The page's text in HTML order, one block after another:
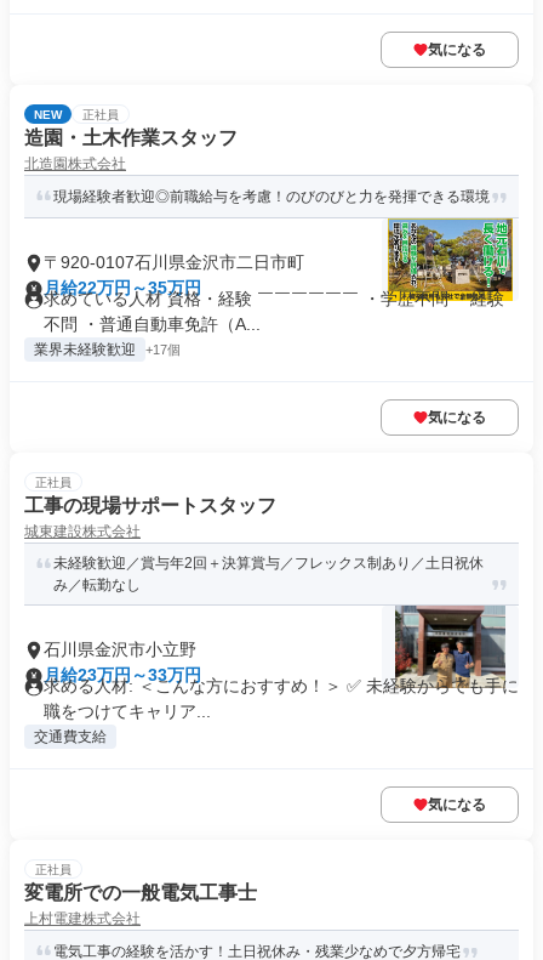
気になる
NEW 正社員
造園・土木作業スタッフ
北造園株式会社
現場経験者歓迎◎前職給与を考慮！のびのびと力を発揮できる環境
〒920-0107石川県金沢市二日市町
月給22万円～35万円
求めている人材 資格・経験 ￣￣￣￣￣￣ ・学歴不問 ・経験
不問 ・普通自動車免許（A...
業界未経験歓迎 +17個
気になる
正社員
工事の現場サポートスタッフ
城東建設株式会社
未経験歓迎／賞与年2回＋決算賞与／フレックス制あり／土日祝休
み／転勤なし
石川県金沢市小立野
月給23万円～33万円
求める人材: ＜こんな方におすすめ！＞ ✅️ 未経験からでも手に
職をつけてキャリア...
交通費支給
気になる
正社員
変電所での一般電気工事士
上村電建株式会社
電気工事の経験を活かす！土日祝休み・残業少なめで夕方帰宅